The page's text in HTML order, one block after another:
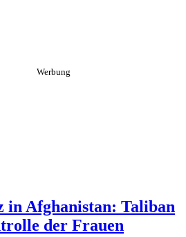
in Afghanistan: Taliban
der Frauen